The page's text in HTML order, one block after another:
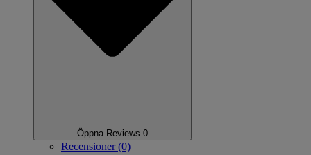
Öppna Reviews 0
Recensioner (0)